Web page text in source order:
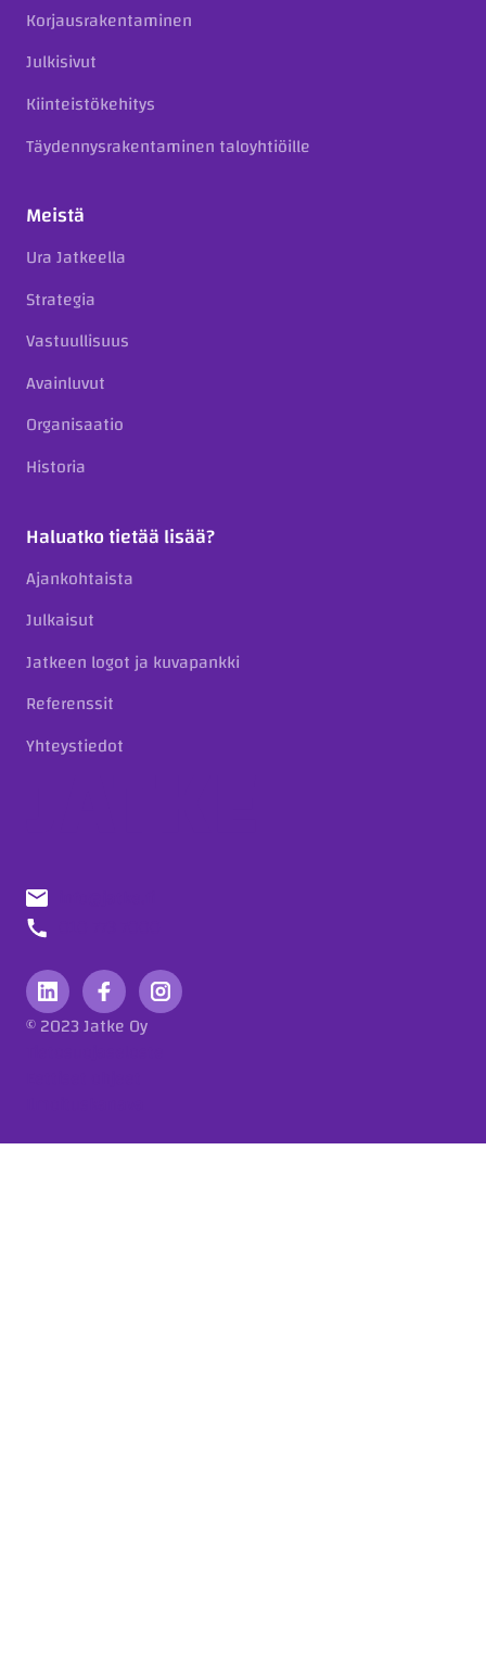
Korjausrakentaminen
Julkisivut
Kiinteistökehitys
Täydennysrakentaminen taloyhtiöille
Meistä
Ura Jatkeella
Strategia
Vastuullisuus
Avainluvut
Organisaatio
Historia
Haluatko tietää lisää?
Ajankohtaista
Julkaisut
Jatkeen logot ja kuvapankki
Referenssit
Yhteystiedot
© 2023 Jatke Oy